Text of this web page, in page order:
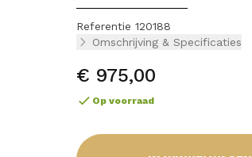
Referentie 120188
Omschrijving & Specificaties
€ 975,00
Op voorraad